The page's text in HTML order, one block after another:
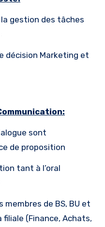
gestion des tâches
décision Marketing et
sont
de proposition
tant à l’oral
de BS, BU et
(Finance, Achats,